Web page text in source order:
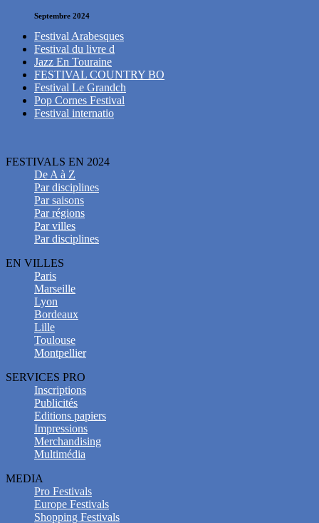
Septembre 2024
Festival Arabesques
Festival du livre d
Jazz En Touraine
FESTIVAL COUNTRY BO
Festival Le Grandch
Pop Cornes Festival
Festival internatio
FESTIVALS EN 2024
De A à Z
Par disciplines
Par saisons
Par régions
Par villes
Par disciplines
EN VILLES
Paris
Marseille
Lyon
Bordeaux
Lille
Toulouse
Montpellier
SERVICES PRO
Inscriptions
Publicités
Editions papiers
Impressions
Merchandising
Multimédia
MEDIA
Pro Festivals
Europe Festivals
Shopping Festivals